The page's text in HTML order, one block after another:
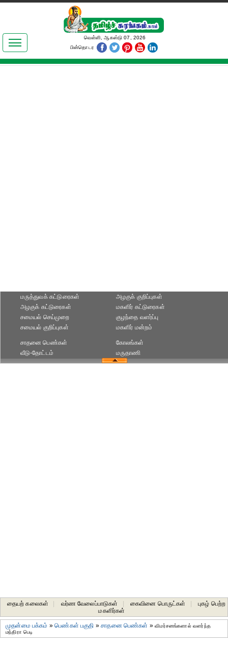
இலக்கியங்கள்
தமிழ் உலகம்
வெள்ளி, ஆகஸ்டு 07, 2026
பின்தொடர
மருத்துவக் கட்டுரைகள்
அழகுக் கட்டுரைகள்
அழகுக் குறிப்புகள்
மகளிர் கட்டுரைகள்
சமையல் செய்முறை
சமையல் குறிப்புகள்
குழந்தை வளர்ப்பு
மகளிர் மன்றம்
சாதனை பெண்கள்
வீடு-தோட்டம்
கோலங்கள்
மருதாணி
தையற் கலைகள் வர்ண வேலைப்பாடுகள் கைவினை பொருட்கள்
புகழ் பெற்ற
மகளிர்கள்
முதன்மை பக்கம் »பெண்கள் பகுதி »சாதனை பெண்கள் »விமர்சனங்களால் வளர்ந்த
மந்திரா பெடி